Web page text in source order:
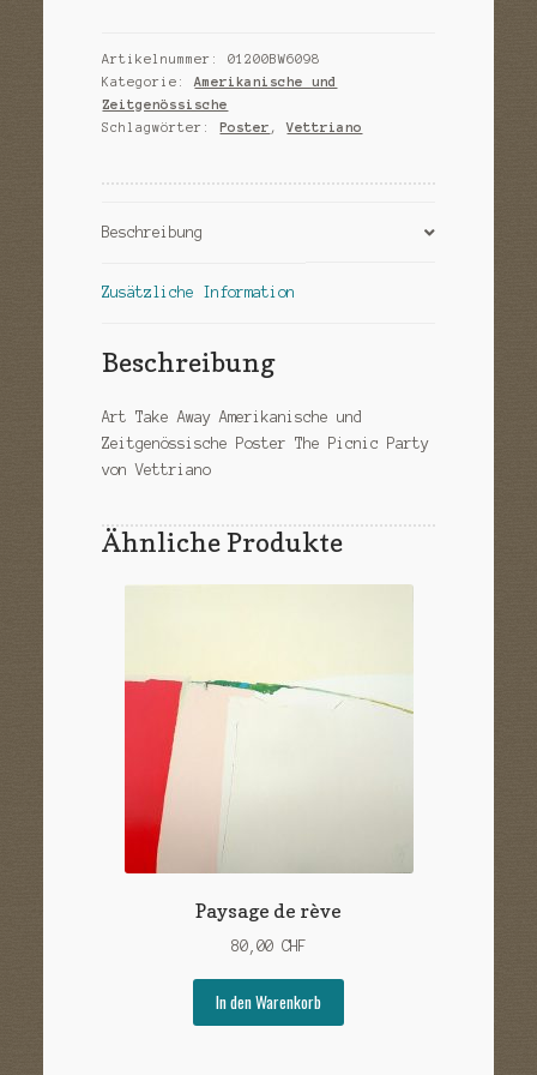
Artikelnummer:01200BW6098
Kategorie:Amerikanische und
Zeitgenössische
Schlagwörter:
Poster ,Vettriano
Beschreibung
Zusätzliche Information
Beschreibung
Art Take Away Amerikanische und
Zeitgenössische Poster The Picnic Party
von Vettriano
Ähnliche Produkte
Paysage de rève
80,00 CHF
In den Warenkorb